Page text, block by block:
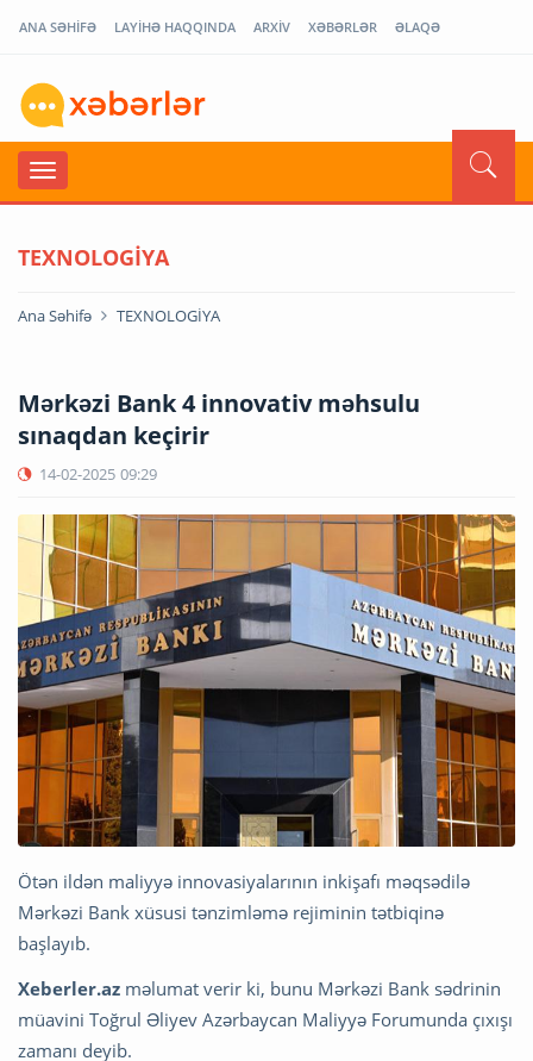
ANA SƏHİFƏ LAYİHƏ HAQQINDA ARXİV XƏBƏRLƏR ƏLAQƏ
TEXNOLOGİYA
Ana Səhifə TEXNOLOGİYA
Mərkəzi Bank 4 innovativ məhsulu
sınaqdan keçirir
14-02-2025 09:29
Ötən ildən maliyyə innovasiyalarının inkişafı məqsədilə
Mərkəzi Bank xüsusi tənzimləmə rejiminin tətbiqinə
başlayıb.
Xeberler.az məlumat verir ki, bunu Mərkəzi Bank sədrinin
müavini Toğrul Əliyev Azərbaycan Maliyyə Forumunda çıxışı
zamanı deyib.